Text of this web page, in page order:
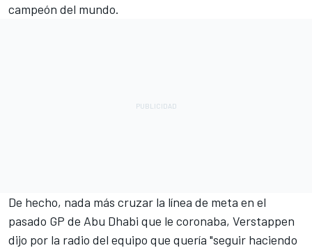
campeón del mundo.
De hecho, nada más cruzar la línea de meta en el
pasado GP de Abu Dhabi que le coronaba, Verstappen
dijo por la radio del equipo que quería "seguir haciendo